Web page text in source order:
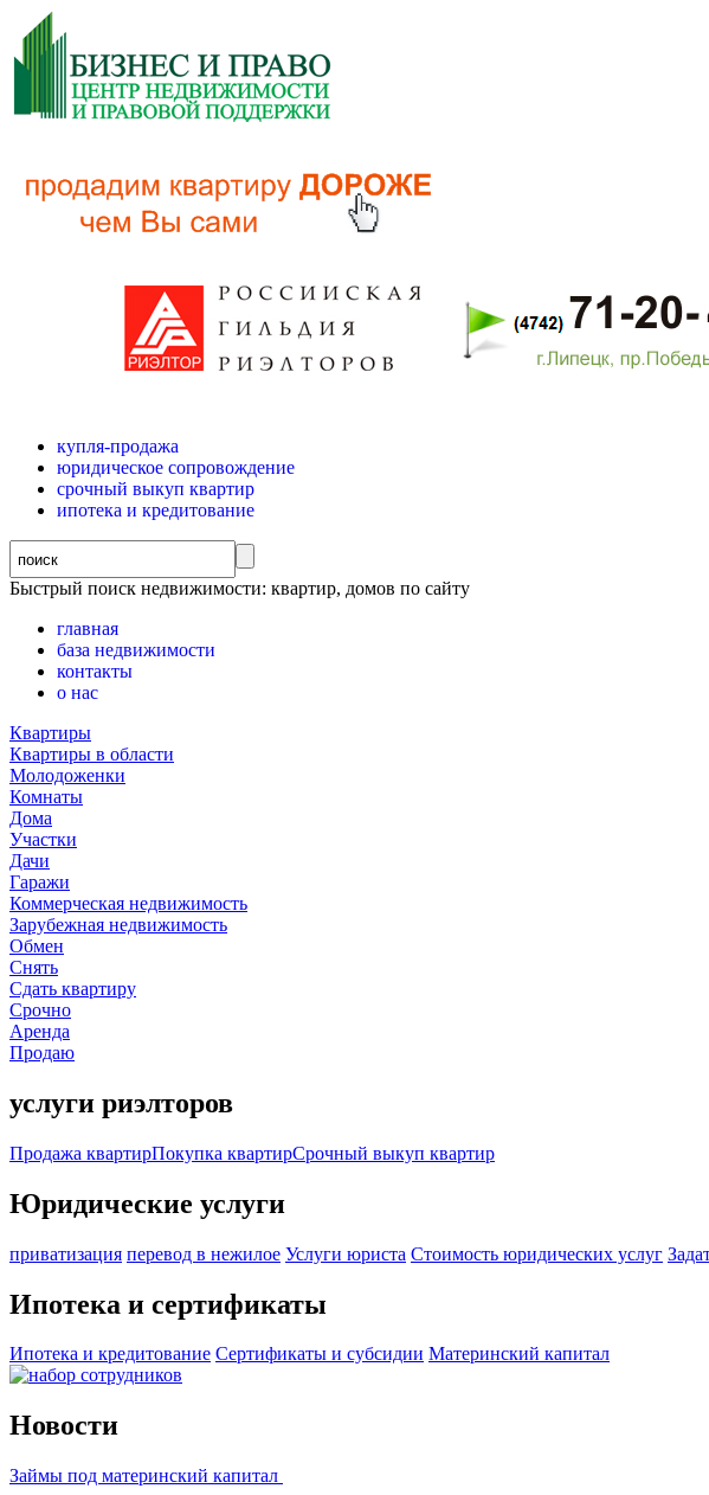
купля-продажа
юридическое сопровождение
срочный выкуп квартир
ипотека и кредитование
Быстрый поиск недвижимости: квартир, домов по сайту
главная
база недвижимости
контакты
о нас
Квартиры
Квартиры в области
Молодоженки
Комнаты
Дома
Участки
Дачи
Гаражи
Коммерческая недвижимость
Зарубежная недвижимость
Обмен
Снять
Сдать квартиру
Срочно
Аренда
Продаю
услуги риэлторов
Продажа квартирПокупка квартирСрочный выкуп квартир
Юридические услуги
приватизация перевод в нежилое Услуги юриста Стоимость юридических услуг
Ипотека и сертификаты
Ипотека и кредитование Сертификаты и субсидии Материнский капитал
Новости
Займы под материнский капитал